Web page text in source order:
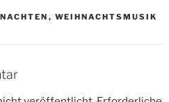
, WEIHNACHTSMUSIK